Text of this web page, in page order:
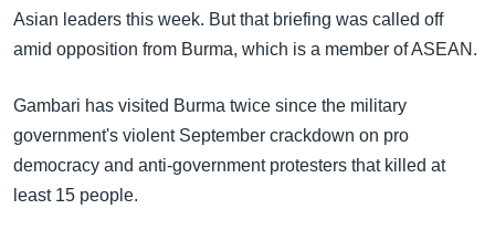
Asian leaders this week. But that briefing was called off
amid opposition from Burma, which is a member of ASEAN.
Gambari has visited Burma twice since the military
government's violent September crackdown on pro
democracy and anti-government protesters that killed at
least 15 people.